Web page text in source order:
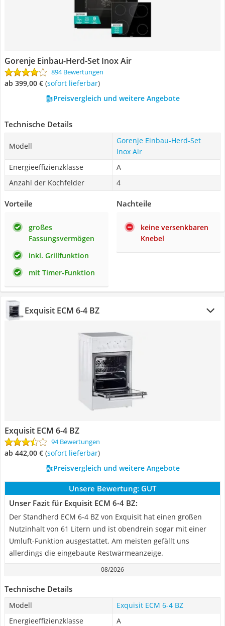
Gorenje Einbau-Herd-Set Inox Air
894 Bewertungen
ab 399,00 € ( Sofort lieferbar)
Preisvergleich und weitere Angebote
Technische Details
Modell
Gorenje Einbau-Herd-Set
Inox Air
Energieeffizienzklasse
A
Anzahl der Kochfelder
4
Vorteile
großes
Fassungsvermögen
inkl. Grillfunktion
mit Timer-Funktion
Nachteile
keine versenkbaren
Knebel
Exquisit ECM 6-4 BZ
Exquisit ECM 6-4 BZ
94 Bewertungen
ab 442,00 € ( Sofort lieferbar)
Preisvergleich und weitere Angebote
Unsere Bewertung: GUT
Unser Fazit für Exquisit ECM 6-4 BZ:
Der Standherd ECM 6-4 BZ von Exquisit hat einen großen
Nutzinhalt von 61 Litern und ist obendrein sogar mit einer
Umluft-Funktion ausgestattet. Am meisten gefällt uns
allerdings die eingebaute Restwärmeanzeige.
08/2026
Technische Details
Modell
Exquisit ECM 6-4 BZ
Energieeffizienzklasse
A